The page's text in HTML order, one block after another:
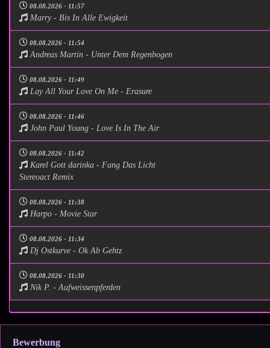
08.08.2026 - 11:57
Marry - Bis In Alle Ewigkeit
08.08.2026 - 11:54
Andreas Martin - Unter Dem Regenbogen
08.08.2026 - 11:49
Lay All Your Love On Me - Erasure
08.08.2026 - 11:46
John Paul Young - Love Is In The Air
08.08.2026 - 11:42
Karel Gott darinka - Fang Das Licht
Stereoact Remix
08.08.2026 - 11:38
Harpo - Movie Star
08.08.2026 - 11:34
Dj Ostkurve - Ok Ab Gehtz
08.08.2026 - 11:30
Nik P. - Aufweissenpferden
Bewerbung